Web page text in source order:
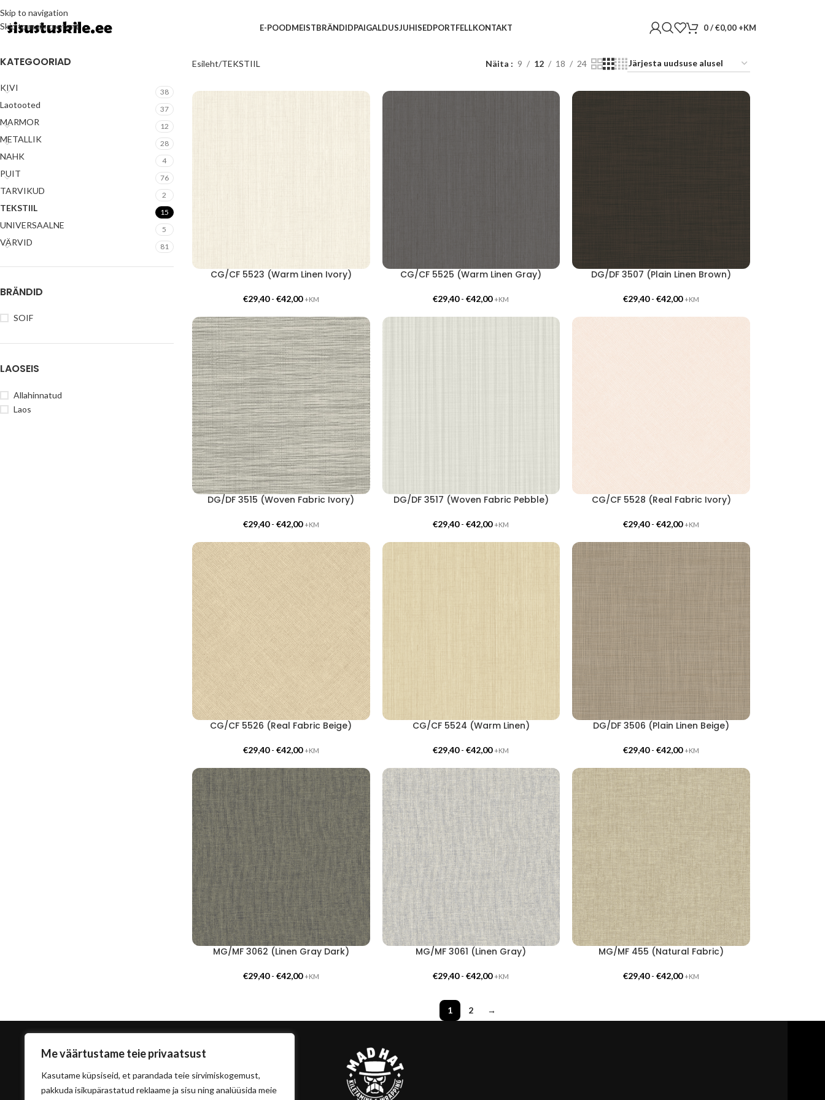
Me väärtustame teie privaatsust
Kasutame küpsiseid, et parandada teie sirvimiskogemust,
pakkuda isikupärastatud reklaame ja sisu ning analüüsida meie
Skip to navigation
Skip to main content
E-POODMEISTBRÄNDIDPAIGALDUSJUHISEDPORTFELLKONTAKT 0/€0,00
KATEGOORIAD
KIVI 38
Laotooted 37
MARMOR 12
METALLIK 28
NAHK 4
PUIT 76
TARVIKUD 2
TEKSTIIL 15
UNIVERSAALNE 5
VÄRVID 81
BRÄNDID
SOIF
LAOSEIS
Allahinnatud
Laos
Esileht TEKSTIIL Näita 9 12 18 24
CG/CF 5523 (Warm Linen Ivory)
€29,40- €42,00 +KM
CG/CF 5525 (Warm Linen Gray)
€29,40-€42,00 +KM
DG/DF 3507 (Plain Linen Brown)
€29,40-€42,00 +KM
DG/DF 3515 (Woven Fabric Ivory)
€29,40- €42,00 +KM
DG/DF 3517 (Woven Fabric Pebble)
€29,40-€42,00 +KM
CG/CF 5528 (Real Fabric Ivory)
€29,40-€42,00 +KM
CG/CF 5526 (Real Fabric Beige)
€29,40- €42,00 +KM
CG/CF 5524 (Warm Linen)
€29,40-€42,00 +KM
DG/DF 3506 (Plain Linen Beige)
€29,40-€42,00 +KM
MG/MF 3062 (Linen Gray Dark)
€29,40- €42,00 +KM
MG/MF 3061 (Linen Gray)
€29,40-€42,00 +KM
MG/MF 455 (Natural Fabric)
€29,40-€42,00 +KM
1 2 →